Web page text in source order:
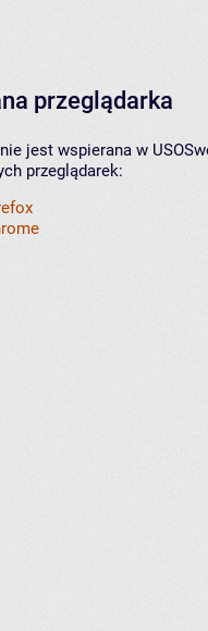
przeglądarka
jest wspierana w
przeglądarek: